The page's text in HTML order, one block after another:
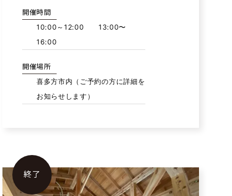
開催時間
10:00～12:00 13:00〜
16:00
開催場所
喜多方市内（ご予約の方に詳細を
お知らせします）
終了